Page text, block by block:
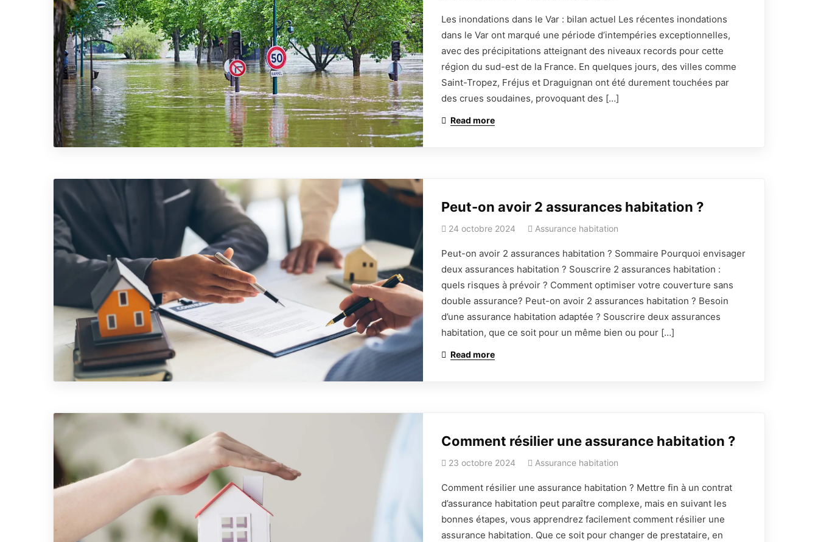
Les inondations dans le Var : bilan actuel Les récentes inondations
dans le Var ont marqué une période d’intempéries exceptionnelles,
avec des précipitations atteignant des niveaux records pour cette
région du sud-est de la France. En quelques jours, des villes comme
Saint-Tropez, Fréjus et Draguignan ont été durement touchées par
des crues soudaines, provoquant des […]
Read more
Peut-on avoir 2 assurances habitation ?
24 octobre 2024 Assurance habitation
Peut-on avoir 2 assurances habitation ? Sommaire Pourquoi envisager
deux assurances habitation ? Souscrire 2 assurances habitation :
quels risques à prévoir ? Comment optimiser votre couverture sans
double assurance? Peut-on avoir 2 assurances habitation ? Besoin
d’une assurance habitation adaptée ? Souscrire deux assurances
habitation, que ce soit pour un même bien ou pour […]
Read more
Comment résilier une assurance habitation ?
23 octobre 2024 Assurance habitation
Comment résilier une assurance habitation ? Mettre fin à un contrat
d’assurance habitation peut paraître complexe, mais en suivant les
bonnes étapes, vous apprendrez facilement comment résilier une
assurance habitation. Que ce soit pour changer de prestataire, en